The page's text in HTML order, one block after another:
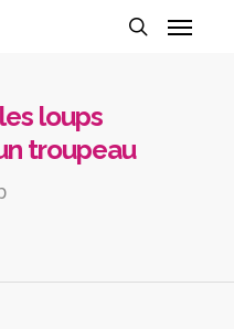
loups
troupeau